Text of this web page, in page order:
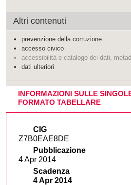
Altri contenuti
prevenzione della corruzione
accesso civico
accessibilità e catalogo dei dati,
dati ulteriori
INFORMAZIONI SULLE
FORMATO TABELLARE
CIG
Z7B0EAE8DE
Pubblicazione
4 Apr 2014
Scadenza
4 Apr 2014